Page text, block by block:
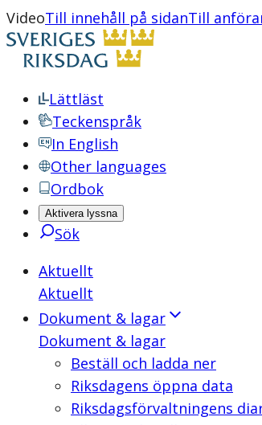
VideoTill innehåll på sidanTill
Lättläst
Teckenspråk
In English
Other languages
Ordbok
Aktivera lyssna
Sök
Aktuellt
Aktuellt
Dokument & lagar
Dokument & lagar
Beställ och ladda ner
Riksdagens öppna data
Riksdagsförvaltningens